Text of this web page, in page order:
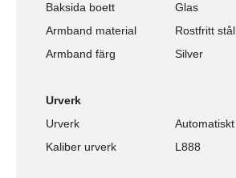
Baksida boett
Glas
Armband material
Rostfritt stål
Armband färg
Silver
Urverk
Urverk
Automatiskt
Kaliber urverk
L888